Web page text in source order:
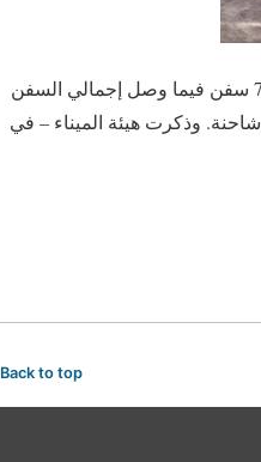
دمياط في 22 فبراير/أ ش أ/استقبل ميناء دمياط خلال الـ24 ساعة الماضية 11 سفينة وغادرته 7 سفن فيما وصل إجمالي السفن
التي تم تداول عليها 39 سفينة حاويات وبضائع عامة بينما بلغت الشاحنات دخولًا وخروجًا 5373 شاحنة. وذكرت هيئة الميناء – في
Back to top